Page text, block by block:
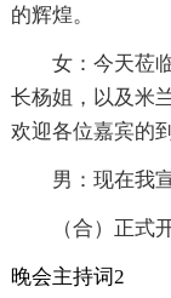
的辉煌。
女：今天莅
长杨姐，以及米
欢迎各位嘉宾的到
男：现在我
（合）正式
晚会主持词2